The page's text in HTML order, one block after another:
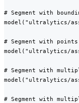
# Segment with
model("ultralytics/
# Segment with points
model("ultralytics/
# Segment with
model("ultralytics/
# Segment with